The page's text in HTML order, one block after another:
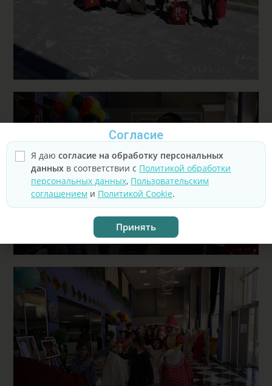
Согласие
Я даю согласие на обработку персональных
данных в соответствии с Политикой обработки
персональных данных, Пользовательским
соглашением и Политикой Cookie.
Принять